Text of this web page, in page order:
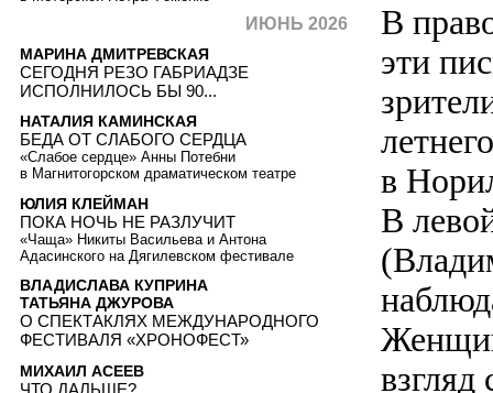
В
эти
в
В
ИЮНЬ 2026
МАРИНА ДМИТРЕВСКАЯ
СЕГОДНЯ РЕЗО ГАБРИАДЗЕ
ИСПОЛНИЛОСЬ БЫ 90...
НАТАЛИЯ КАМИНСКАЯ
БЕДА ОТ СЛАБОГО СЕРДЦА
«Слабое сердце» Анны Потебни
в Магнитогорском драматическом театре
ЮЛИЯ КЛЕЙМАН
ПОКА НОЧЬ НЕ РАЗЛУЧИТ
«Чаща» Никиты Васильева и Антона
Адасинского на Дягилевском фестивале
ВЛАДИСЛАВА КУПРИНА
ТАТЬЯНА ДЖУРОВА
О СПЕКТАКЛЯХ МЕЖДУНАРОДНОГО
ФЕСТИВАЛЯ «ХРОНОФЕСТ»
МИХАИЛ АСЕЕВ
ЧТО ДАЛЬШЕ?